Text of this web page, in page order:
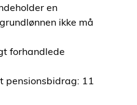
en
ikke må
forhandlede
pensionsbidrag: 11